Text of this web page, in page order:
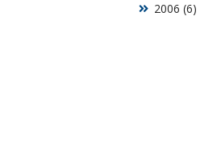
2006 (6)